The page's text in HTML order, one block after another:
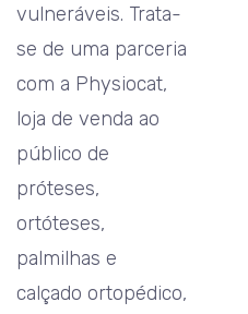
vulneráveis. Trata-
se de uma parceria
com a Physiocat,
loja de venda ao
público de
próteses,
ortóteses,
palmilhas e
calçado ortopédico,